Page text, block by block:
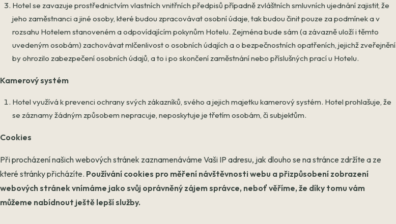
Hotel se zavazuje prostřednictvím vlastních vnitřních předpisů případně zvláštních smluvních ujednání zajistit, že
jeho zaměstnanci a jiné osoby, které budou zpracovávat osobní údaje, tak budou činit pouze za podmínek a v
rozsahu Hotelem stanoveném a odpovídajícím pokynům Hotelu. Zejména bude sám (a závazně uloží i těmto
uvedeným osobám) zachovávat mlčenlivost o osobních údajích a o bezpečnostních opatřeních, jejichž zveřejnění
by ohrozilo zabezpečení osobních údajů, a to i po skončení zaměstnání nebo příslušných prací u Hotelu.
Kamerový systém
Hotel využívá k prevenci ochrany svých zákazníků, svého a jejich majetku kamerový systém. Hotel prohlašuje, že
se záznamy žádným způsobem nepracuje, neposkytuje je třetím osobám, či subjektům.
Cookies
Při procházení našich webových stránek zaznamenáváme Vaši IP adresu, jak dlouho se na stránce zdržíte a ze
které stránky přicházíte. Používání cookies pro měření návštěvnosti webu a přizpůsobení zobrazení
webových stránek vnímáme jako svůj oprávněný zájem správce, neboť věříme, že díky tomu vám
můžeme nabídnout ještě lepší služby.